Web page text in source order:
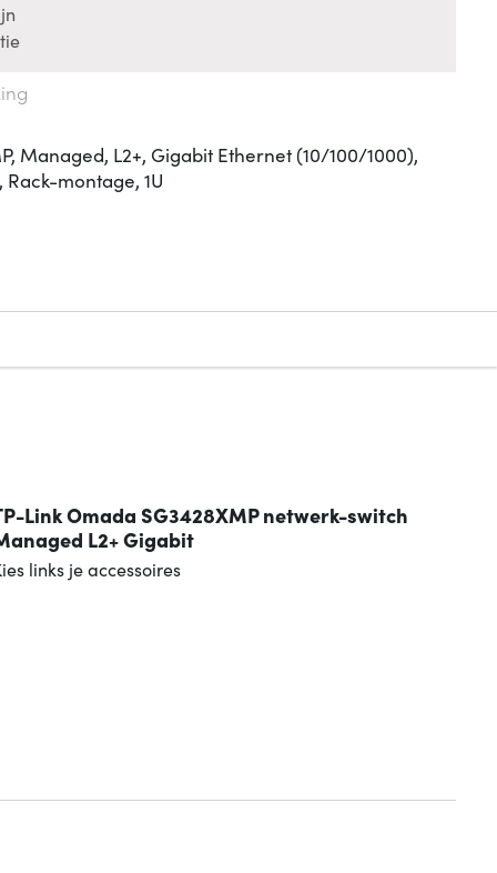
Managed, L2+, Gigabit Ethernet (10/100/1000),
montage, 1U
Link Omada SG3428XMP netwerk-switch
L2+ Gigabit
links je accessoires